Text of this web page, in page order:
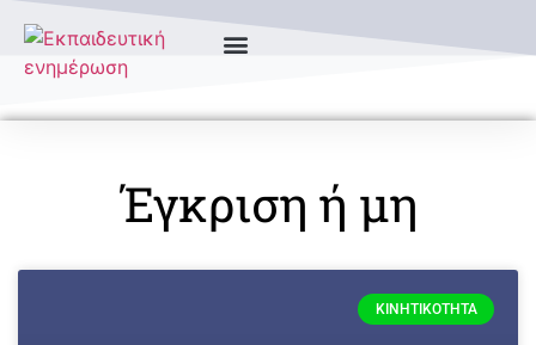
Έγκριση ή μη
ΚΙΝΗΤΙΚΌΤΗΤΑ